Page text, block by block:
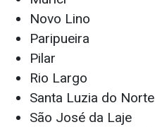
Novo Lino
Paripueira
Pilar
Rio Largo
Santa Luzia do Norte
São José da Laje